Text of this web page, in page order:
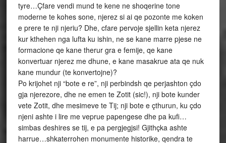
tyre…Çfare vendi mund te kene ne shoqerine tone
moderne te kohes sone, njerez si ai qe pozonte me koken
e prere te nji njeriu? Dhe, cfare pervoje sjellin keta njerez
kur kthehen nga lufta ku ishin, ne se kane marre pjese ne
formacione qe kane therur gra e femije, qe kane
konvertuar njerez me dhune, e kane masakrue ata qe nuk
kane mundur (te konvertojne)?
Po krijohet nji “bote e re”, nji perbindsh qe perjashton çdo
gja njerezore, dhe ne emen te Zotit (sic!), nji bote kunder
vete Zotit, dhe mesimeve te Tij; nji bote e çthurun, ku çdo
njeni ashte i lire me veprue papengese dhe pa kufi…
simbas deshires se tij, e pa pergjegjsi! Gjithçka ashte
harrue…shkaterrohen monumente historike, qendra te